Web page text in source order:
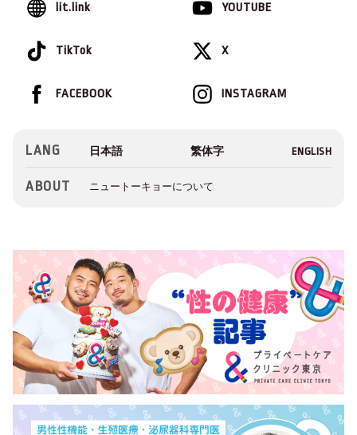
lit.link YOUTUBE
TikTok X
INSTAGRAM
FACEBOOK
LANG
ABOUT ニュートーキョーについて